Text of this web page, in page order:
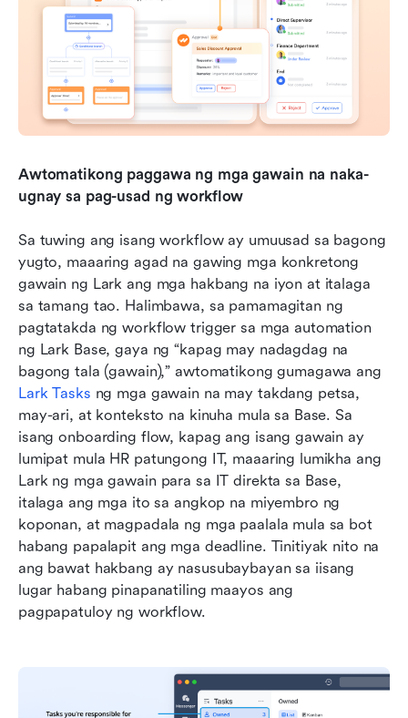
Awtomatikong paggawa ng mga gawain na naka-
ugnay sa pag-usad ng workflow
Sa tuwing ang isang workflow ay umuusad sa bagong
yugto, maaaring agad na gawing mga konkretong
gawain ng Lark ang mga hakbang na iyon at italaga
sa tamang tao. Halimbawa, sa pamamagitan ng
pagtatakda ng workflow trigger sa mga automation
ng Lark Base, gaya ng “kapag may nadagdag na
Lark Tasks ng mga gawain na may takdang petsa,
may-ari, at konteksto na kinuha mula sa Base. Sa
isang onboarding flow, kapag ang isang gawain ay
lumipat mula HR patungong IT, maaaring lumikha ang
Lark ng mga gawain para sa IT direkta sa Base,
italaga ang mga ito sa angkop na miyembro ng
koponan, at magpadala ng mga paalala mula sa bot
habang papalapit ang mga deadline. Tinitiyak nito na
ang bawat hakbang ay nasusubaybayan sa iisang
lugar habang pinapanatiling maayos ang
pagpapatuloy ng workflow.